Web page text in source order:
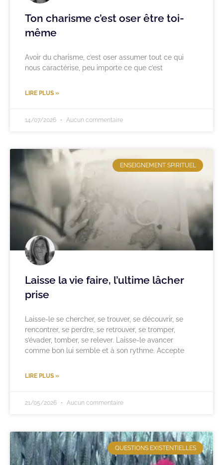
Ton charisme c’est oser être toi-
même
Avoir du charisme, c’est oser assumer tout ce qui
nous caractérise, peu importe ce que c’est
LIRE PLUS »
14/07/2026 Aucun commentaire
ENSEIGNEMENT SPIRITUEL
Laisse la vie faire, l’ultime lâcher
prise
Laisse-le se chercher, se trouver, se découvrir, se
rencontrer, se perdre, se retrouver, se tromper,
s’évader, tomber, se relever. Laisse-le avancer
comme bon lui semble et à son rythme. Accepte
LIRE PLUS »
21/05/2026 Aucun commentaire
QUESTIONS EXISTENTIELLES